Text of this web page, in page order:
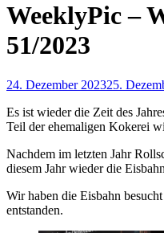
WeeklyPic –
51/2023
24. Dezember 202325.
Es ist wieder die Zeit des
Teil der ehemaligen Kokerei
Nachdem im letzten Jahr
diesem Jahr wieder die
Wir haben die Eisbahn
entstanden.